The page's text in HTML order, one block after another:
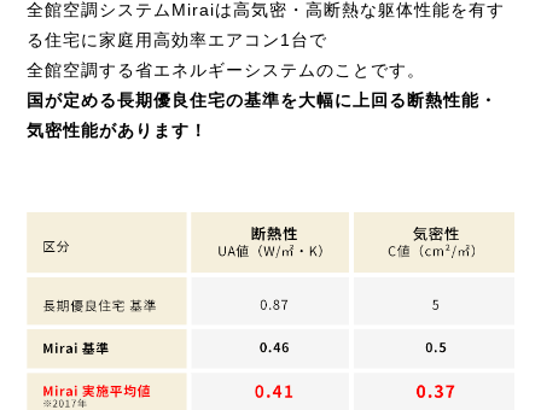
全館空調システムMiraiは高気密・高断熱な躯体性能を有す
る住宅に家庭用高効率エアコン1台で
全館空調する省エネルギーシステムのことです。
国が定める長期優良住宅の基準を大幅に上回る断熱性能・
気密性能があります！